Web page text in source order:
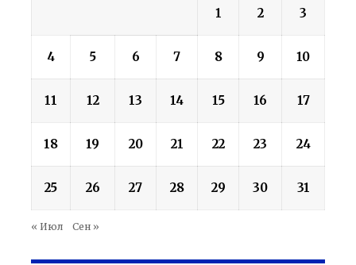
1 2 3
4 5 6 7 8 9 10
11 12 13 14 15 16 17
18 19 20 21 22 23 24
25 26 27 28 29 30 31
« Июл Сен »